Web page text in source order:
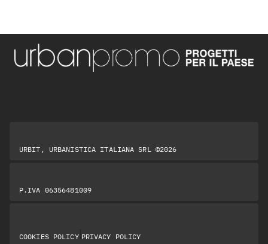
URBIT, URBANISTICA ITALIANA SRL ©2026
P.IVA 06356481009
COOKIES POLICY| PRIVACY POLICY